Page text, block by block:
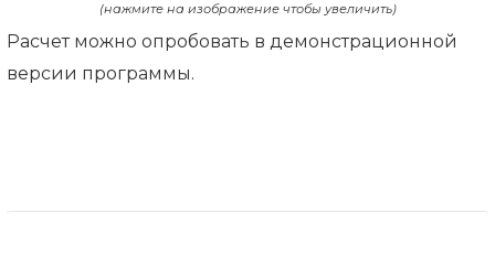
(нажмите на изображение чтобы увеличить)
Расчет можно опробовать в демонстрационной
версии программы.